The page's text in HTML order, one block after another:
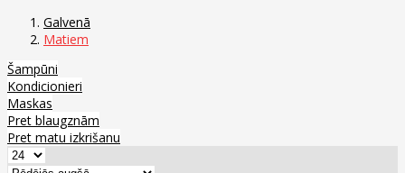
Galvenā
Matiem
Šampūni
Kondicionieri
Maskas
Pret blaugznām
Pret matu izkrišanu